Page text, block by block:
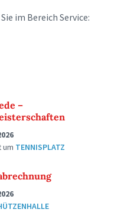
im Bereich Service:
–
um TENNISPLATZ